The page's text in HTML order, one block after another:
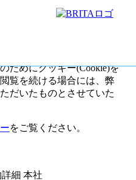
ためにクッキー(Cookie)を
覧を続ける場合には、弊
だいたものとさせていた
をご覧ください。